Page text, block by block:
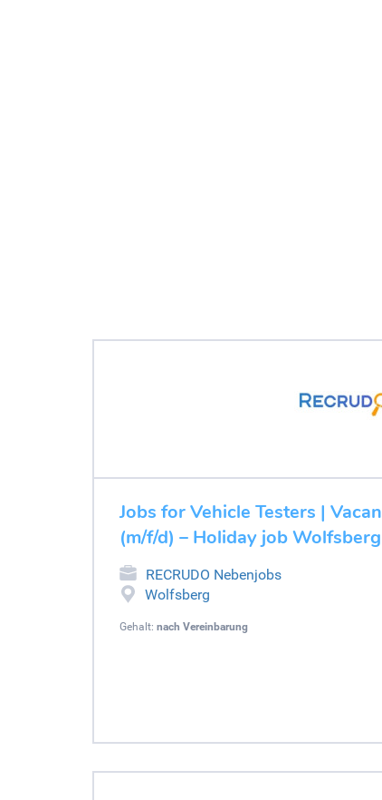
Jobs for Vehicle Testers |
(m/f/d) – Holiday job Wolfsberg
RECRUDO Nebenjobs
Wolfsberg
Gehalt: nach Vereinbarung